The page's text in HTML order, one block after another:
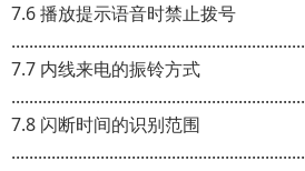
7.6 播放提示语音时禁止拨号
7.7 内线来电的振铃方式
7.8 闪断时间的识别范围